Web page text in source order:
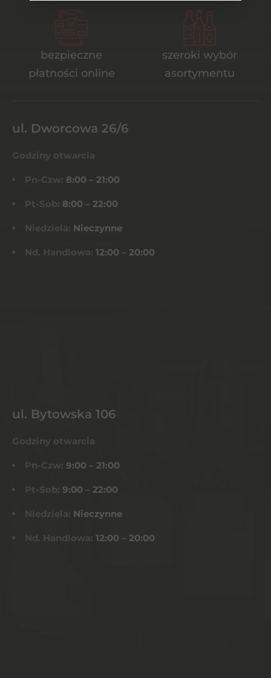
bezpieczne
płatności online
szeroki wybór
asortymentu
ul. Dworcowa 26/6
Godziny otwarcia
Pn-Czw: 8:00 – 21:00
Pt-Sob: 8:00 – 22:00
Niedziela: Nieczynne
Nd. Handlowa: 12:00 – 20:00
ul. Bytowska 106
Godziny otwarcia
Pn-Czw: 9:00 – 21:00
Pt-Sob: 9:00 – 22:00
Niedziela: Nieczynne
Nd. Handlowa: 12:00 – 20:00